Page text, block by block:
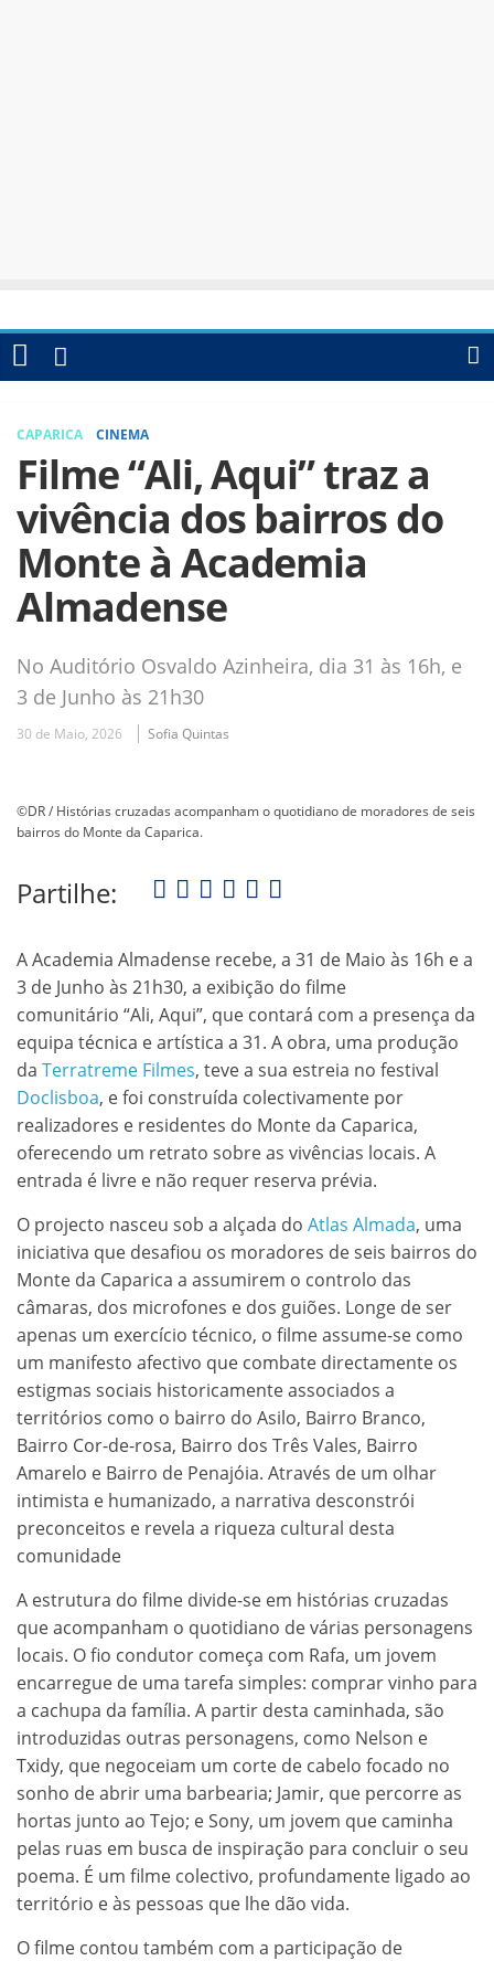
CAPARICA CINEMA
Filme “Ali, Aqui” traz a
vivência dos bairros do
Monte à Academia
Almadense
No Auditório Osvaldo Azinheira, dia 31 às 16h, e
3 de Junho às 21h30
30 de Maio, 2026 Sofia Quintas
©DR / Histórias cruzadas acompanham o quotidiano de moradores de seis
bairros do Monte da Caparica.
Partilhe:
A Academia Almadense recebe, a 31 de Maio às 16h e a
3 de Junho às 21h30, a exibição do filme
comunitário “Ali, Aqui”, que contará com a presença da
equipa técnica e artística a 31. A obra, uma produção
da Terratreme Filmes, teve a sua estreia no festival
Doclisboa, e foi construída colectivamente por
realizadores e residentes do Monte da Caparica,
oferecendo um retrato sobre as vivências locais. A
entrada é livre e não requer reserva prévia.
O projecto nasceu sob a alçada do Atlas Almada, uma
iniciativa que desafiou os moradores de seis bairros do
Monte da Caparica a assumirem o controlo das
câmaras, dos microfones e dos guiões. Longe de ser
apenas um exercício técnico, o filme assume-se como
um manifesto afectivo que combate directamente os
estigmas sociais historicamente associados a
territórios como o bairro do Asilo, Bairro Branco,
Bairro Cor-de-rosa, Bairro dos Três Vales, Bairro
Amarelo e Bairro de Penajóia. Através de um olhar
intimista e humanizado, a narrativa desconstrói
preconceitos e revela a riqueza cultural desta
comunidade
A estrutura do filme divide-se em histórias cruzadas
que acompanham o quotidiano de várias personagens
locais. O fio condutor começa com Rafa, um jovem
encarregue de uma tarefa simples: comprar vinho para
a cachupa da família. A partir desta caminhada, são
introduzidas outras personagens, como Nelson e
Txidy, que negoceiam um corte de cabelo focado no
sonho de abrir uma barbearia; Jamir, que percorre as
hortas junto ao Tejo; e Sony, um jovem que caminha
pelas ruas em busca de inspiração para concluir o seu
poema. É um filme colectivo, profundamente ligado ao
território e às pessoas que lhe dão vida.
O filme contou também com a participação de